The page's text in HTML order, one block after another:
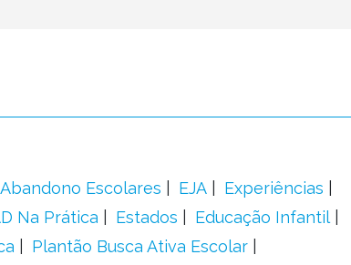
Escolares EJA
Experiências
Na Prática Estados
Educação Infantil
Plantão Busca Ativa Escolar